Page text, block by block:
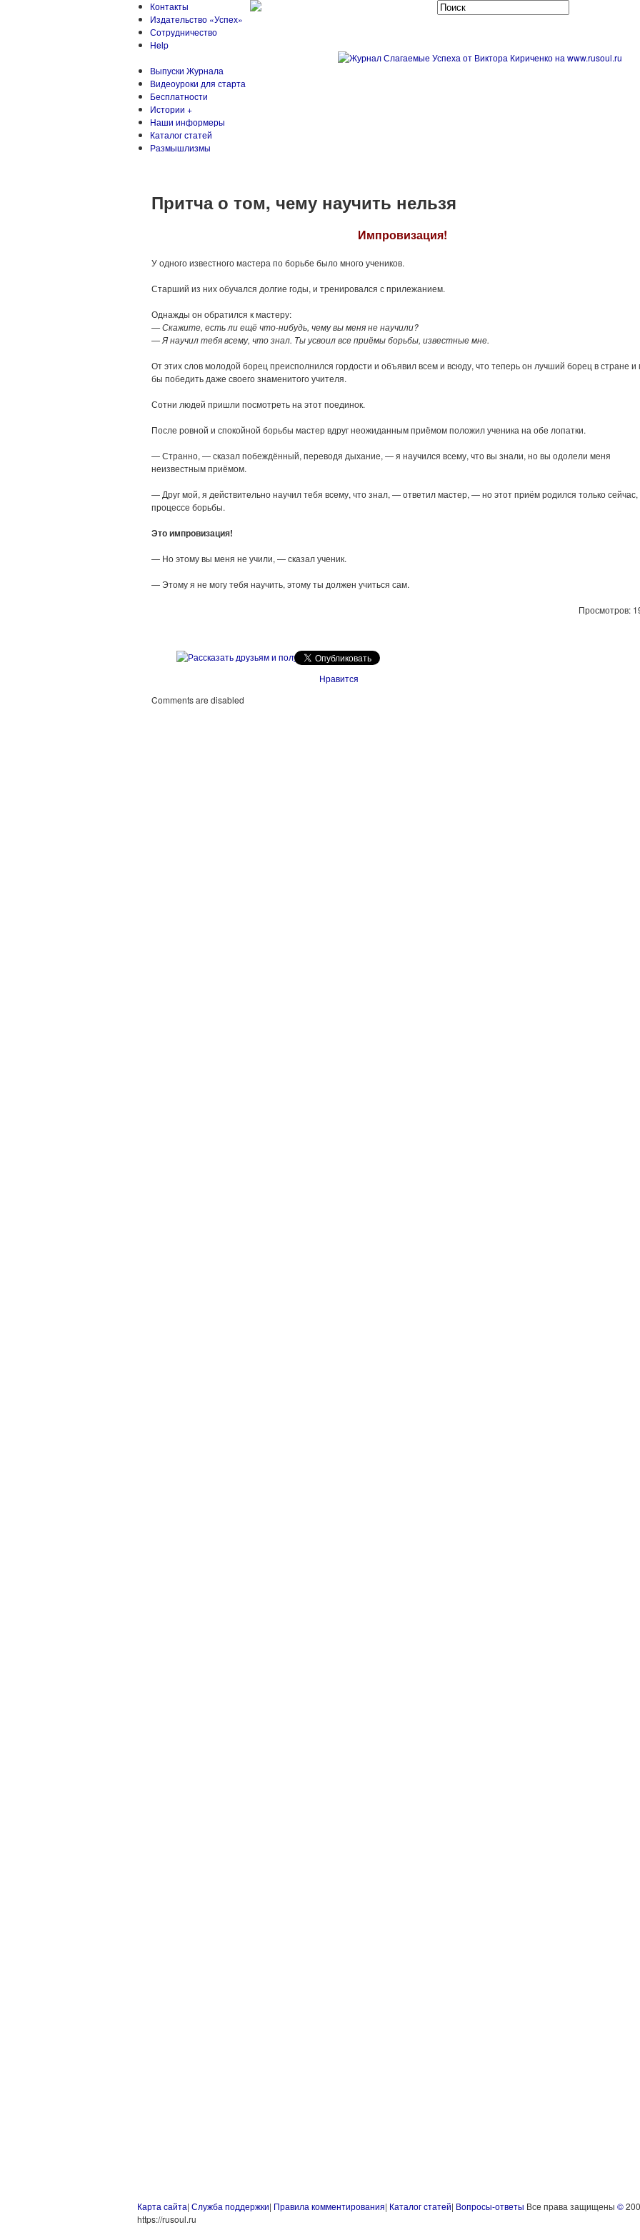
Контакты
Издательство «Успех»
Сотрудничество
Help
Выпуски Журнала
Видеоуроки для старта
Бесплатности
Истории +
Наши информеры
Каталог статей
Размышлизмы
Притча о том, чему научить нельзя
Импровизация!
У одного известного мастера по борьбе было много учеников.
Старший из них обучался долгие годы, и тренировался с прилежанием.
Однажды он обратился к мастеру:
— Скажите, есть ли ещё что-нибудь, чему вы меня не научили?
— Я научил тебя всему, что знал. Ты усвоил все приёмы борьбы, известные мне.
От этих слов молодой борец преисполнился гордости и объявил всем и всюду, что теперь он лучший борец в стране и
бы победить даже своего знаменитого учителя.
Сотни людей пришли посмотреть на этот поединок.
После ровной и спокойной борьбы мастер вдруг неожиданным приёмом положил ученика на обе лопатки.
— Странно, — сказал побеждённый, переводя дыхание, — я научился всему, что вы знали, но вы одолели меня
неизвестным приёмом.
— Друг мой, я действительно научил тебя всему, что знал, — ответил мастер, — но этот приём родился только сейчас,
процессе борьбы.
Это импровизация!
— Но этому вы меня не учили, — сказал ученик.
— Этому я не могу тебя научить, этому ты должен учиться сам.
Просмотров:
Нравится
Comments are disabled
Карта сайта| Служба поддержки| Правила комментирования| Каталог статей| Вопросы-ответы Все права защищены ©
https://rusoul.ru